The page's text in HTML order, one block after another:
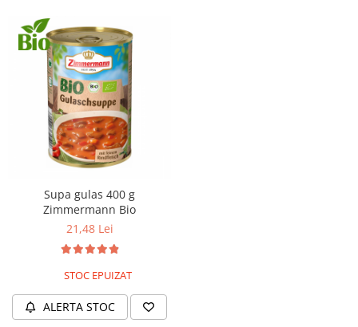
Supa gulas 400 g
Zimmermann Bio
21,48 Lei
STOC EPUIZAT
ALERTA STOC